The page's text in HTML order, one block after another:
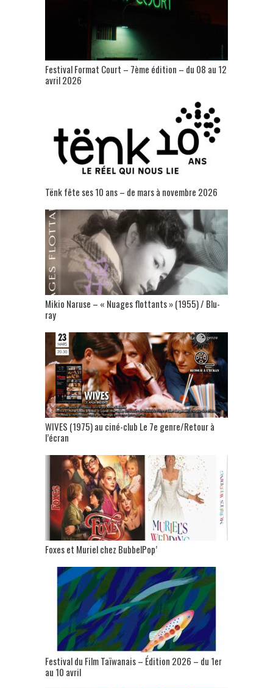
Festival Format Court – 7ème édition – du 08 au 12
avril 2026
Tënk fête ses 10 ans – de mars à novembre 2026
Mikio Naruse – « Nuages flottants » (1955) / Blu-
ray
WIVES (1975) au ciné-club Le 7e genre/Retour à
l’écran
Foxes et Muriel chez BubbelPop’
Festival du Film Taïwanais – Édition 2026 – du 1er
au 10 avril